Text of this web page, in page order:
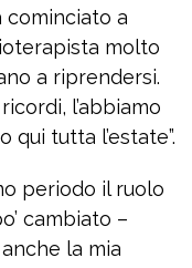
cominciato a
molto
a riprendersi.
l’abbiamo
qui tutta l’estate”.
periodo il ruolo
cambiato –
la mia